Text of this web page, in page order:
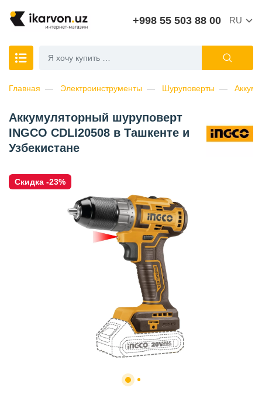
+998 55 503 88 00 RU
Главная Электроинструменты Шуруповерты
Аккумуляторный шуруповерт
INGCO CDLI20508 в Ташкенте и
Узбекистане
Скидка -23%